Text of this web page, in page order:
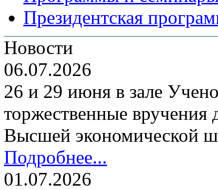
Президентская
Новости
06.07.2026
26 и 29 июня в зале
торжественные
Высшей экономической
Подробнее...
01.07.2026